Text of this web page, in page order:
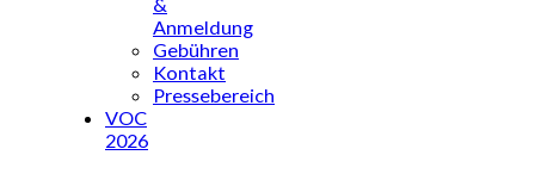
Anmeldung
Gebühren
Kontakt
Pressebereich
VOC
2026